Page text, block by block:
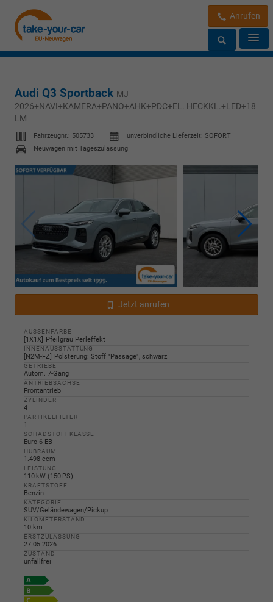
Anrufen
Audi Q3 Sportback MJ
2026+NAVI+KAMERA+PANO+AHK+PDC+EL. HECKKL.+LED+18
LM
Fahrzeugnr.: 505733
unverbindliche Lieferzeit: SOFORT
Neuwagen mit Tageszulassung
Jetzt anrufen
AUSSENFARBE
1X1X Pfeilgrau Perleffekt
INNENAUSSTATTUNG
N2M-FZ Polsterung: Stoff "Passage", schwarz
GETRIEBE
Autom. 7-Gang
ANTRIEBSACHSE
Frontantrieb
ZYLINDER
4
PARTIKELFILTER
1
SCHADSTOFFKLASSE
Euro 6 EB
HUBRAUM
1.498 ccm
LEISTUNG
110 kW (150 PS)
KRAFTSTOFF
Benzin
KATEGORIE
SUV/Geländewagen/Pickup
KILOMETERSTAND
10 km
ERSTZULASSUNG
27.05.2026
ZUSTAND
unfallfrei